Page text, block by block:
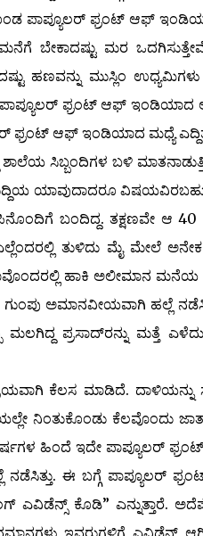
ಪಾಪ್ಯೂಲರ್ ಫ್ರಂಟ್ ಆಫ್
ಬೇಕಾದಷ್ಟು ಮರ
ಹಣವನ್ನು ಮುಸ್ಲಿಂ
ಫ್ರಂಟ್ ಆಫ್ ಇಂಡಿಯಾದ
ಫ್ರಂಟ್ ಆಫ್ ಇಂಡಿಯಾದ ಮಧ್ಯೆ
ಸಿಬ್ಬಂದಿಗಳ ಬಳಿ
ಯಾವುದಾದರೂ
ಬಂದಿದ್ದ. ತಕ್ಷಣವೇ ಆ
ತುಳಿದು ಮೈ ಮೇಲೆ
ಹಾಕಿ ಅಲೀಮಾನ ಮನೆಯ
ಗುಂಪು ಅಮಾನವೀಯವಾಗಿ ಹಲ್ಲೆ
ಮಲಗಿದ್ದ ಪ್ರಸಾದ್‌ರನ್ನು ಮತ್ತೆ
ಕೆಲಸ ಮಾಡಿದೆ.
ಕೆಲವೊಂದು
ವರ್ಷಗಳ ಹಿಂದೆ ಇದೇ ಪಾಪ್ಯೂಲರ್
ನಡೆಸಿತ್ತು. ಈ ಬಗ್ಗೆ ಪಾಪ್ಯೂಲರ್
ಎವಿಡೆನ್ಸ್ ಕೊಡಿ”
ಇವರುಗಳಿಗೆ ಎವಿಡೆನ್ಸ್